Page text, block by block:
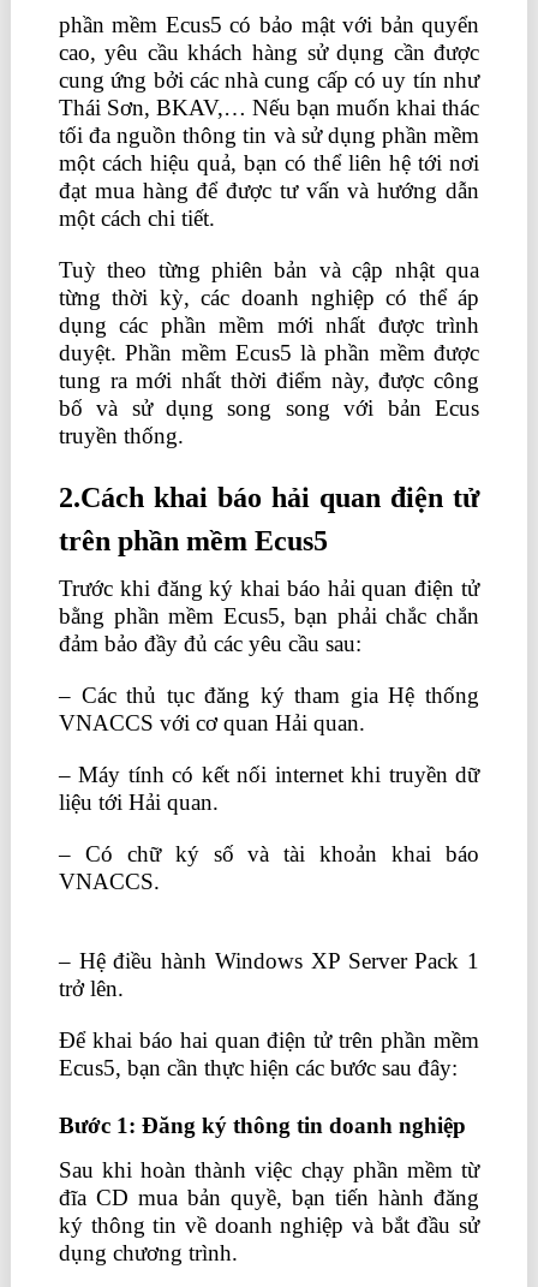
phần mềm Ecus5 có bảo mật với bản quyển
cao, yêu cầu khách hàng sử dụng cần được
cung ứng bởi các nhà cung cấp có uy tín như
Thái Sơn, BKAV,… Nếu bạn muốn khai thác
tối đa nguồn thông tin và sử dụng phần mềm
một cách hiệu quả, bạn có thể liên hệ tới nơi
đạt mua hàng để được tư vấn và hướng dẫn
một cách chi tiết.
Tuỳ theo từng phiên bản và cập nhật qua
từng thời kỳ, các doanh nghiệp có thể áp
dụng các phần mềm mới nhất được trình
duyệt. Phần mềm Ecus5 là phần mềm được
tung ra mới nhất thời điểm này, được công
bố và sử dụng song song với bản Ecus
truyền thống.
2.Cách khai báo hải quan điện tử
trên phần mềm Ecus5
Trước khi đăng ký khai báo hải quan điện tử
bằng phần mềm Ecus5, bạn phải chắc chắn
đảm bảo đầy đủ các yêu cầu sau:
– Các thủ tục đăng ký tham gia Hệ thống
VNACCS với cơ quan Hải quan.
– Máy tính có kết nối internet khi truyền dữ
liệu tới Hải quan.
– Có chữ ký số và tài khoản khai báo
VNACCS.
– Hệ điều hành Windows XP Server Pack 1
trở lên.
Để khai báo hai quan điện tử trên phần mềm
Ecus5, bạn cần thực hiện các bước sau đây:
Bước 1: Đăng ký thông tin doanh nghiệp
Sau khi hoàn thành việc chạy phần mềm từ
đĩa CD mua bản quyề, bạn tiến hành đăng
ký thông tin về doanh nghiệp và bắt đầu sử
dụng chương trình.